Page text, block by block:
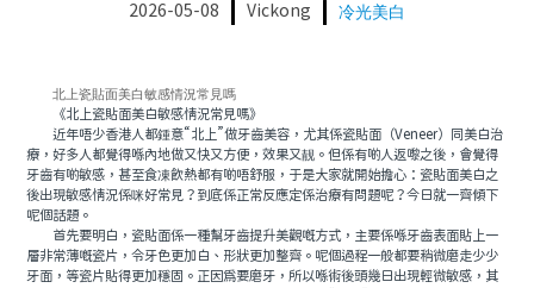
2026-05-08 Vickong 冷光美白
北上瓷貼面美白敏感情況常見嗎
《北上瓷貼面美白敏感情況常見嗎》
近年唔少香港人都鍾意“北上”做牙齒美容，尤其係瓷貼面（Veneer）同美白治
療，好多人都覺得喺內地做又快又方便，效果又靓。但係有啲人返嚟之後，會覺得
牙齒有啲敏感，甚至食凍飲熱都有啲唔舒服，于是大家就開始擔心：瓷貼面美白之
後出現敏感情況係咪好常見？到底係正常反應定係治療有問題呢？今日就一齊傾下
呢個話題。
首先要明白，瓷貼面係一種幫牙齒提升美觀嘅方式，主要係喺牙齒表面貼上一
層非常薄嘅瓷片，令牙色更加白、形狀更加整齊。呢個過程一般都要稍微磨走少少
牙面，等瓷片貼得更加穩固。正因爲要磨牙，所以喺術後頭幾日出現輕微敏感，其